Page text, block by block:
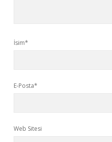
İsim*
E-Posta*
Web Sitesi